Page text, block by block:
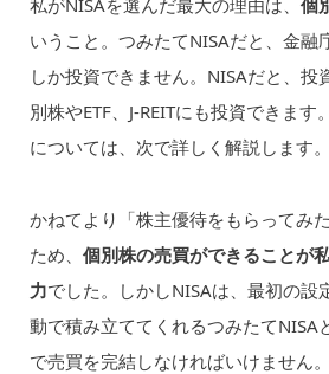
私がNISAを選んだ最大の理由は、 個
いうこと。つみたてNISAだと、金融
しか投資できません。NISAだと、投
別株やETF、J-REITにも投資できます
については、次で詳しく解説します。
かねてより「株主優待をもらってみ
ため、 個別株の売買ができることが
力でした。しかしNISAは、最初の設
動で積み立ててくれるつみたてNISA
で売買を完結しなければいけません